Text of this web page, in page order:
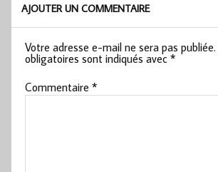
AJOUTER UN COMMENTAIRE
Votre adresse e-mail ne sera pas publiée.
obligatoires sont indiqués avec*
Commentaire*